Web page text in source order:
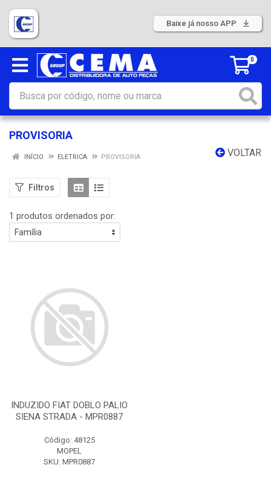
Baixe já nosso APP
0
PROVISORIA
VOLTAR
INÍCIO ELETRICA PROVISORIA
Filtros
1 produtos ordenados por:
INDUZIDO FIAT DOBLO PALIO
SIENA STRADA - MPR0887
Código: 48125
MOPEL
SKU: MPR0887